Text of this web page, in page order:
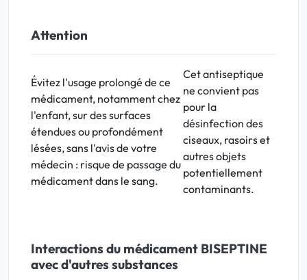
Attention
Évitez l'usage prolongé de ce
médicament, notamment chez
l'enfant, sur des surfaces
étendues ou profondément
lésées, sans l'avis de votre
médecin : risque de passage du
médicament dans le sang.
Cetantiseptique
ne convient pas
pour la
désinfection des
ciseaux, rasoirs et
autres objets
potentiellement
contaminants.
Interactions du médicament BISEPTINE
avec d'autres substances